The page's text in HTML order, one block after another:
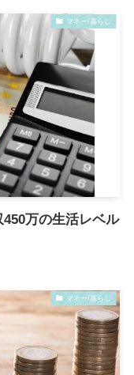
マネー/暮らし
万の生活レベル
マネー/暮らし